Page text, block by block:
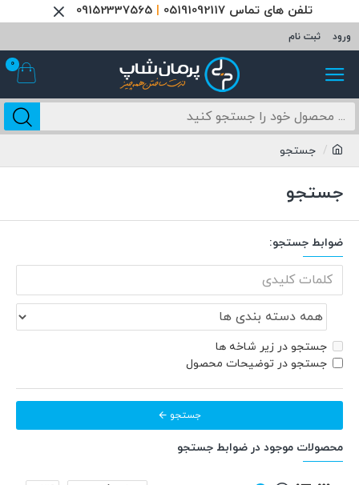
تلفن های تماس 05191092117 09152337565
ورود ثبت نام
0
جستجو
جستجو
ضوابط جستجو:
جستجو در زیر شاخه ها
جستجو در توضیحات محصول
جستجو
محصولات موجود در ضوابط جستجو